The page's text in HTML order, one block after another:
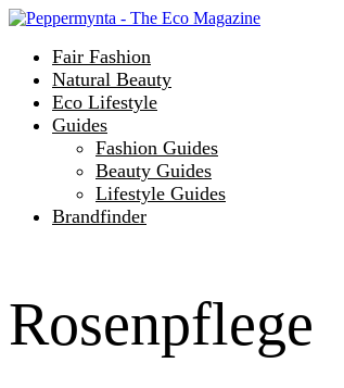
Fair Fashion
Natural Beauty
Eco Lifestyle
Guides
Fashion Guides
Beauty Guides
Lifestyle Guides
Brandfinder
Rosenpflege